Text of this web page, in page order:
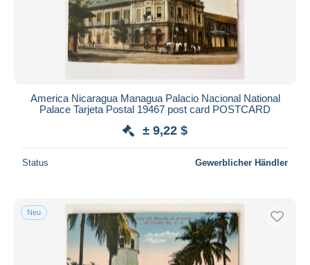
Übernehmen
America Nicaragua Managua Palacio Nacional National
Palace Tarjeta Postal 19467 post card POSTCARD
± 9,22 $
Status Gewerblicher Händler
Neu